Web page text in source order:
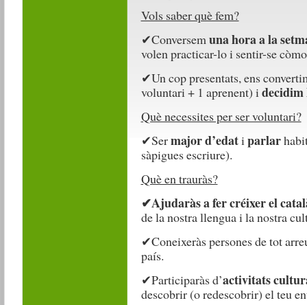
Vols saber què fem?
✔Conversemuna horaa la
volen practicar-lo i sentir-se
✔Un cop presentats, ens
voluntari + 1 aprenent) idecidim
Què necessites per ser voluntari?
✔Sermajor d’edatiparlar
sàpigues escriure).
Què en trauràs?
✔Ajudaràs a fer créixer el
de la nostra llengua i la nostra
✔Coneixeràs persones de tot
país.
✔Participaràs d’activitats
descobrir (o redescobrir) el teu